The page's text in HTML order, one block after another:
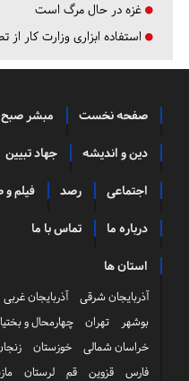
غزه در حال مرگ است
استفاده ابزاری وزارت کار
صفحه نخست مبشر صبح
دین و اندیشه جهاد تبیین
اجتماعی رصد فیلم
درباره ما تماس با ما
استان ها
آذربایجان شرقی آذربایجان غربی
بوشهر
تهران چهارمحال و
خراسان شمالی
خوزستان
فارس
قزوین قم لرستان